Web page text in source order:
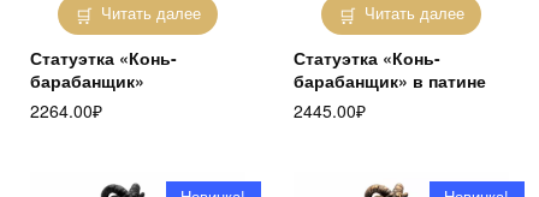
Читать далее
Статуэтка «Конь-
барабанщик»
2264.00₽
Читать далее
Статуэтка «Конь-
барабанщик» в патине
2445.00₽